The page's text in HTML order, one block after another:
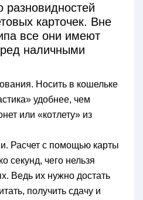
разновидностей
карточек. Вне
все они имеют
наличными
Носить в кошельке
удобнее, чем
или «котлету» из
Расчет с помощью карты
секунд, чего нельзя
Ведь их нужно достать
получить сдачу и